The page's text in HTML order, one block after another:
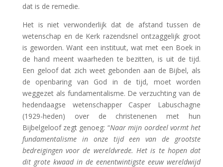
dat is de remedie.
Het is niet verwonderlijk dat de afstand tussen de
wetenschap en de Kerk razendsnel ontzaggelijk groot
is geworden. Want een instituut, wat met een Boek in
de hand meent waarheden te bezitten, is uit de tijd.
Een geloof dat zich weet gebonden aan de Bijbel, als
de openbaring van God in de tijd, moet worden
weggezet als fundamentalisme. De verzuchting van de
hedendaagse wetenschapper Casper Labuschagne
(1929-heden) over de christenenen met hun
Bijbelgeloof zegt genoeg: “Naar mijn oordeel vormt het
fundamentalisme in onze tijd een van de grootste
bedreigingen voor de wereldvrede. Het is te hopen dat
dit grote kwaad in de eenentwintigste eeuw wereldwijd